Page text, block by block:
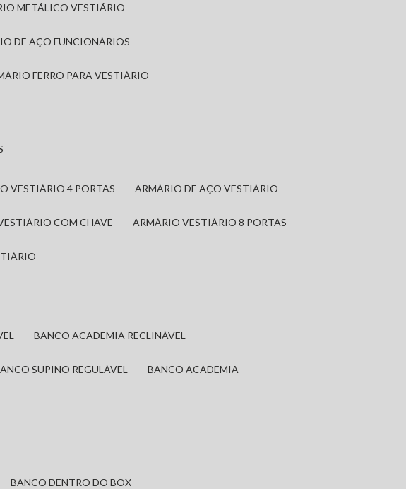
METÁLICO VESTIÁRIO
DE AÇO FUNCIONÁRIOS
FERRO PARA VESTIÁRIO
VESTIÁRIO 4 PORTAS ARMÁRIO DE AÇO VESTIÁRIO
COM CHAVE ARMÁRIO VESTIÁRIO 8 PORTAS
BANCO ACADEMIA RECLINÁVEL
BANCO SUPINO REGULÁVEL BANCO ACADEMIA
BANCO DENTRO DO BOX